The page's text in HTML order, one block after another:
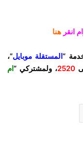
انقر هنا
“المستقلة موبايل“،
2520، ولمشتركي “ام